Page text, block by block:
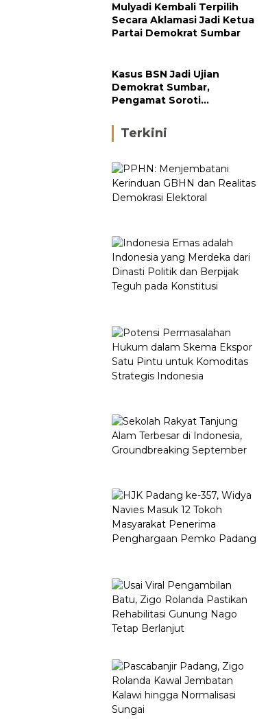
Mulyadi Kembali Terpilih
Secara Aklamasi Jadi Ketua
Partai Demokrat Sumbar
Kasus BSN Jadi Ujian
Demokrat Sumbar,
Pengamat Soroti
Kader Bermasalah
Terkini